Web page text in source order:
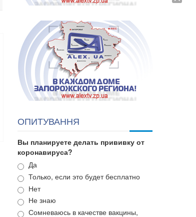
ОПИТУВАННЯ
Вы планируете делать прививку от
коронавируса?
Варианты
Да
Только, если это будет бесплатно
Нет
Не знаю
Сомневаюсь в качестве вакцины,